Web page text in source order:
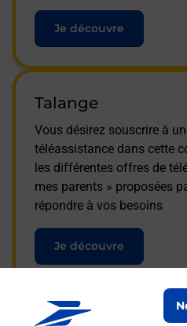
Je découvre
Talange
Vous désirez souscrire à
téléassistance dans cette
les différentes offres de
mes parents » proposées
répondre à vos besoins
Je découvre